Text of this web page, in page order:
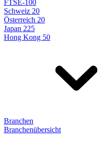
FTSE-100
Schweiz 20
Österreich 20
Japan 225
Hong Kong 50
Branchen
Branchenübersicht